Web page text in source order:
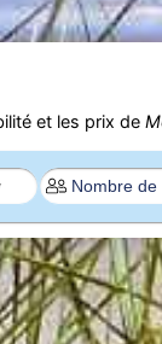
et les prix de